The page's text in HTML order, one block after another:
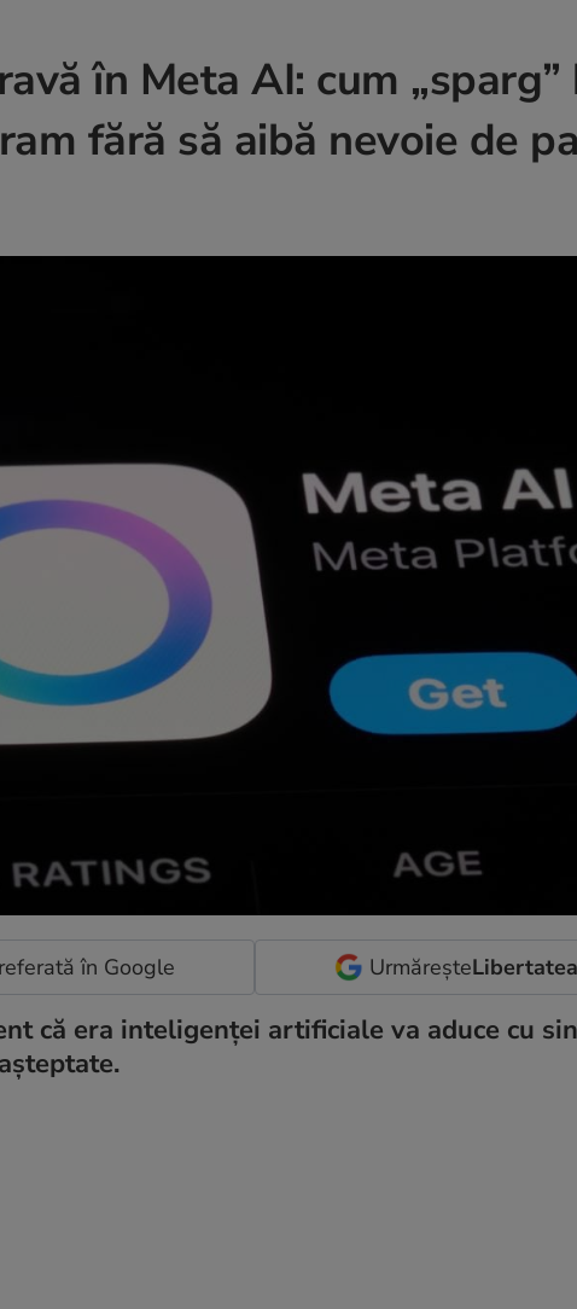
în Meta AI: cum „sparg”
fără să aibă nevoie de
în Google UrmăreșteLibertatea
că era inteligenței artificiale va aduce cu